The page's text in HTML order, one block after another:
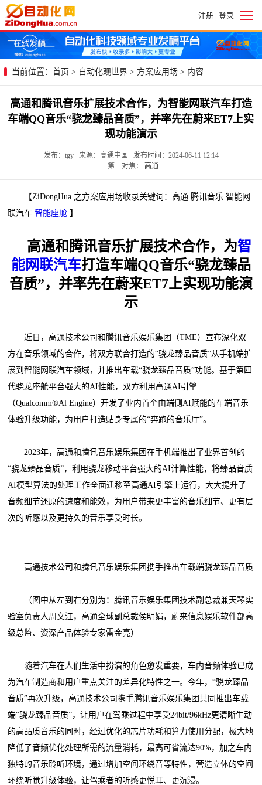
注册 | 登录
当前位置： 首页 > 自动化观世界 > 方案应用场 > 内容
高通和腾讯音乐扩展技术合作，为智能网联汽车打造
车端QQ音乐“骁龙臻品音质”，并率先在蔚来ET7上实
现功能演示
发布：tgy 来源：高通中国 发布时间：2024-06-11 12:14
第一对焦： 高通
【ZiDongHua 之方案应用场收录关键词：高通 腾讯音乐 智能网
联汽车智能座舱 】
高通和腾讯音乐扩展技术合作，为智
能网联汽车打造车端QQ音乐“骁龙臻品
音质”，并率先在蔚来ET7上实现功能演
示
近日，高通技术公司和腾讯音乐娱乐集团（TME）宣布深化双
方在音乐领域的合作，将双方联合打造的“骁龙臻品音质”从手机端扩
展到智能网联汽车领域，并推出车载“骁龙臻品音质”功能。基于第四
代骁龙座舱平台强大的AI性能，双方利用高通AI引擎
（Qualcomm®Al Engine）开发了业内首个由端侧AI赋能的车端音乐
体验升级功能，为用户打造贴身专属的“奔跑的音乐厅”。
2023年，高通和腾讯音乐娱乐集团在手机端推出了业界首创的
“骁龙臻品音质”，利用骁龙移动平台强大的AI计算性能，将臻品音质
AI模型算法的处理工作全面迁移至高通AI引擎上运行，大大提升了
音频细节还原的速度和能效，为用户带来更丰富的音乐细节、更有层
次的听感以及更持久的音乐享受时长。
高通技术公司和腾讯音乐娱乐集团携手推出车载端骁龙臻品音质
（图中从左到右分别为：腾讯音乐娱乐集团技术副总裁兼天琴实
验室负责人周文江，高通全球副总裁侯明娟，蔚来信息娱乐软件部高
级总监、资深产品体验专家雷金亮）
随着汽车在人们生活中扮演的角色愈发重要，车内音频体验已成
为汽车制造商和用户重点关注的差异化特性之一。今年，“骁龙臻品
音质”再次升级，高通技术公司携手腾讯音乐娱乐集团共同推出车载
端“骁龙臻品音质”，让用户在驾乘过程中享受24bit/96kHz更清晰生动
的高品质音乐的同时，经过优化的芯片功耗和算力使用分配，极大地
降低了音频优化处理所需的流量消耗，最高可省流达90%，加之车内
独特的音乐聆听环境，通过增加空间环绕音等特性，营造立体的空间
环绕听觉升级体验，让驾乘者的听感更悦耳、更沉浸。